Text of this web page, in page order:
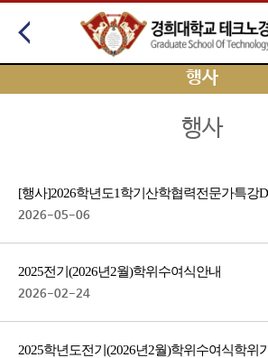
행사
행사
[행사] 2026학년도 1학기 산학협력전문가 특강
2026-05-06
2025 전기(2026년 2월) 학위수여식 안내
2026-02-24
2025학년도 전기(2026년 2월) 학위수여식 학위